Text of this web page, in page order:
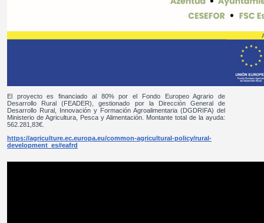
El proyecto es financiado al 80% por el Fondo Europeo Agrario de
Desarrollo Rural (FEADER), gestionado por la Dirección General de
Desarrollo Rural, Innovación y Formación Agroalimentaria (DGDRIFA) del
Ministerio de Agricultura, Pesca y Alimentación. Montante total de la ayuda:
562.281,83€.
https://agriculture.ec.europa.eu/common-agricultural-policy/rural-
development_es#eafrd